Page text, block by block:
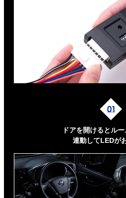
ドアを開けるとル
連動してLEDが